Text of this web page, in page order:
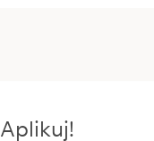
Aplikuj!